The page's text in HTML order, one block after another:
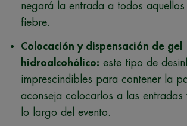
negará la entrada a todos aquellos
fiebre.
Colocación y dispensación de gel
hidroalcohólico: este tipo de
imprescindibles para contener la
aconseja colocarlos a las
lo largo del evento.